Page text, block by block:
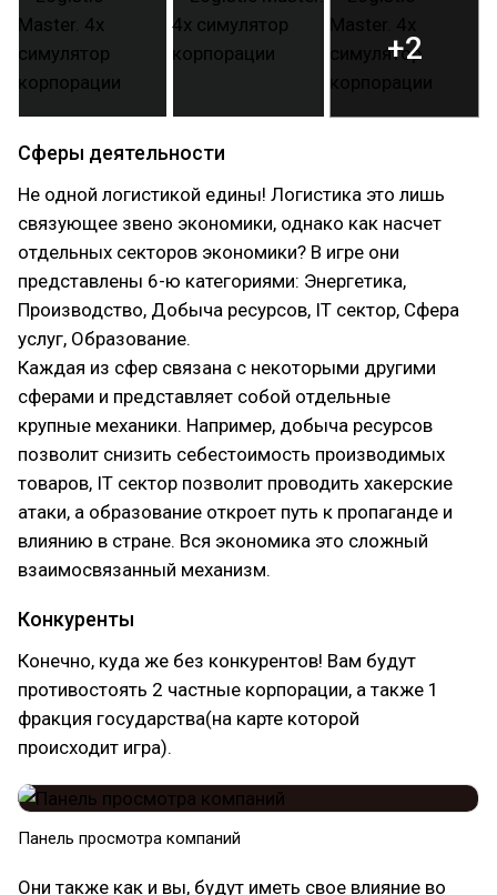
+2
Сферы деятельности
Не одной логистикой едины! Логистика это лишь
связующее звено экономики, однако как насчет
отдельных секторов экономики? В игре они
представлены 6-ю категориями: Энергетика,
Производство, Добыча ресурсов, IT сектор, Сфера
услуг, Образование.
Каждая из сфер связана с некоторыми другими
сферами и представляет собой отдельные
крупные механики. Например, добыча ресурсов
позволит снизить себестоимость производимых
товаров, IT сектор позволит проводить хакерские
атаки, а образование откроет путь к пропаганде и
влиянию в стране. Вся экономика это сложный
взаимосвязанный механизм.
Конкуренты
Конечно, куда же без конкурентов! Вам будут
противостоять 2 частные корпорации, а также 1
фракция государства(на карте которой
происходит игра).
Панель просмотра компаний
Они также как и вы, будут иметь свое влияние во